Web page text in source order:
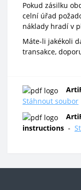
Pokud zásilku
celní úřad
náklady hradí v
Máte-li jakékoli
transakce,
Stáhnout soubor
instructions -